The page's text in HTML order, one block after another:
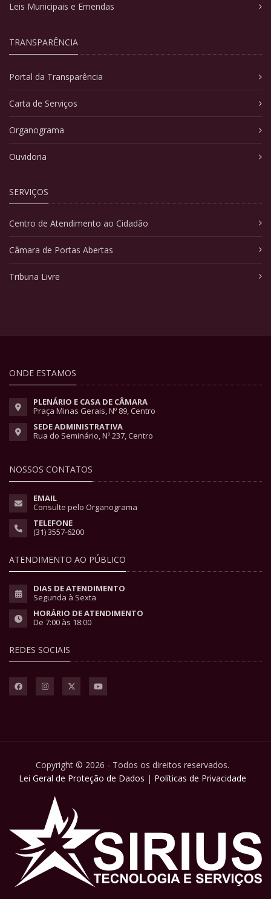
Leis Municipais e Emendas
TRANSPARÊNCIA
Portal da Transparência
Carta de Serviços
Organograma
Ouvidoria
SERVIÇOS
Centro de Atendimento ao Cidadão
Câmara de Portas Abertas
Tribuna Livre
ONDE ESTAMOS
PLENÁRIO E CASA DE CÂMARA
Praça Minas Gerais, Nº 89, Centro
SEDE ADMINISTRATIVA
Rua do Seminário, Nº 237, Centro
NOSSOS CONTATOS
EMAIL
Consulte pelo Organograma
TELEFONE
(31) 3557-6200
ATENDIMENTO AO PÚBLICO
DIAS DE ATENDIMENTO
Segunda à Sexta
HORÁRIO DE ATENDIMENTO
De 7:00 às 18:00
REDES SOCIAIS
Copyright © 2026 - Todos os direitos reservados.
Lei Geral de Proteção de Dados | Políticas de Privacidade